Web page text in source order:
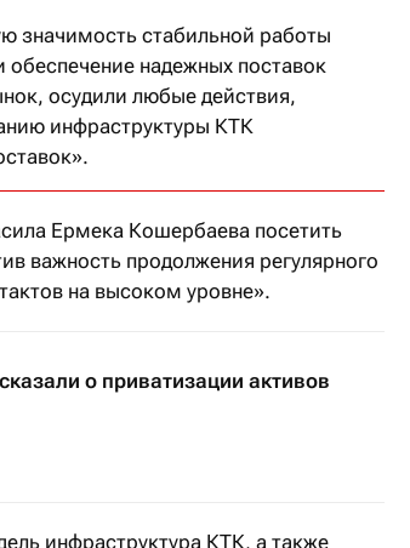
значимость стабильной работы
обеспечение надежных поставок
осудили любые действия,
инфраструктуры КТК
Ермека Кошербаева посетить
важность продолжения регулярного
на высоком уровне».
о приватизации активов
инфраструктура КТК, а также